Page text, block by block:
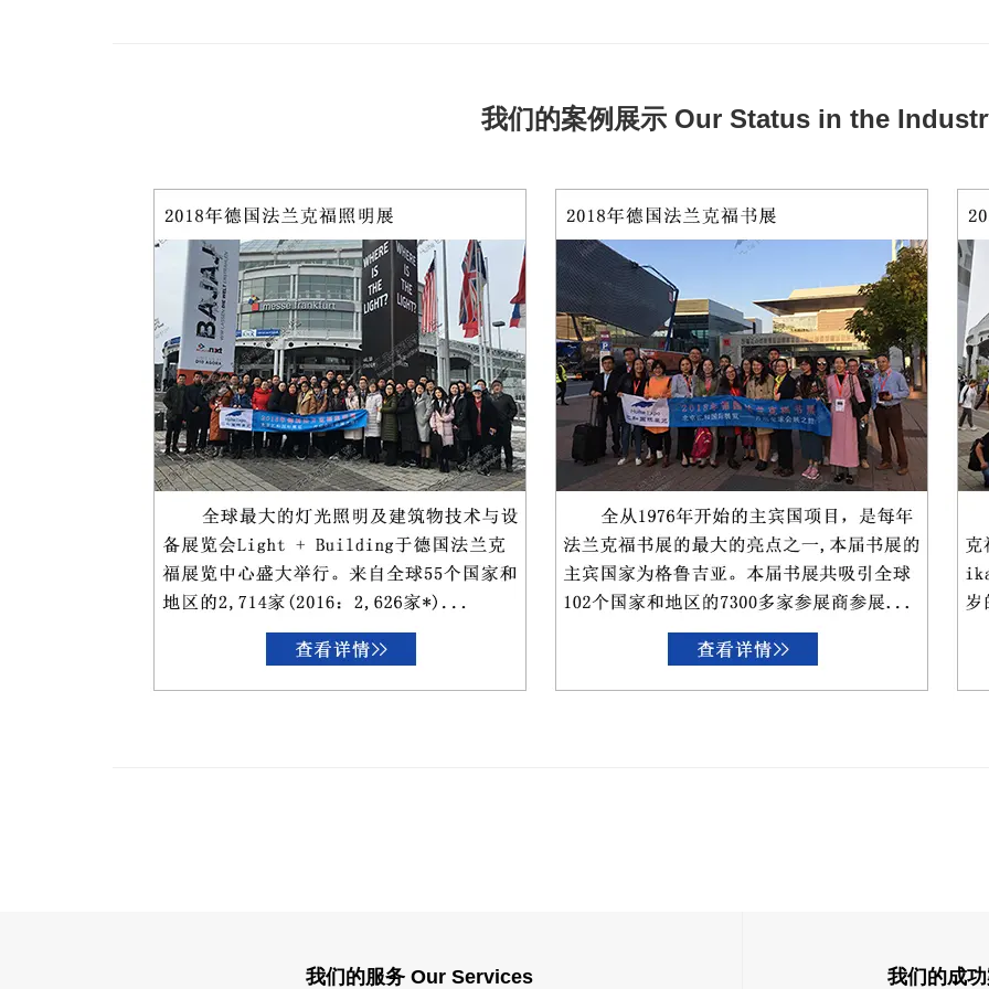
我们的案例展示 Our Status in the
我们的服务 Our Services 我们的成